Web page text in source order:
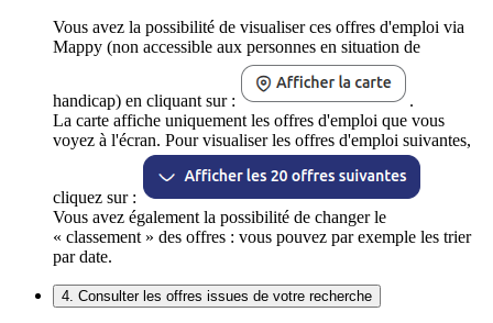
Vous avez la possibilité de visualiser ces offres d'emploi via
Mappy (non accessible aux personnes en situation de
handicap) en cliquant sur :
.
La carte affiche uniquement les offres d'emploi que vous
voyez à l'écran. Pour visualiser les offres d'emploi suivantes,
cliquez sur :
Vous avez également la possibilité de changer le
« classement » des offres : vous pouvez par exemple les trier
par date.
4. Consulter les offres issues de votre recherche